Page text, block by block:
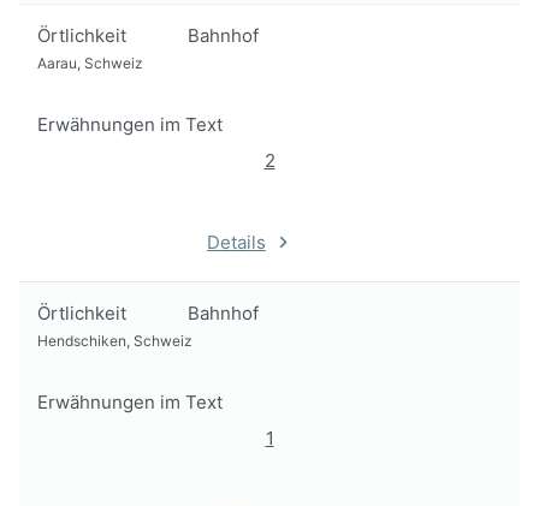
Örtlichkeit Bahnhof
Aarau, Schweiz
Erwähnungen im Text
2
Details
Örtlichkeit Bahnhof
Hendschiken, Schweiz
Erwähnungen im Text
1